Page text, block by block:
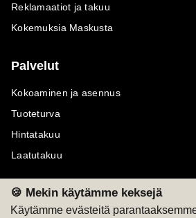
🍪 Mekin käytämme keksejä
Käytämme evästeitä
Reklamaatiot ja takuu
Kokemuksia Maskusta
Palvelut
Kokoaminen ja asennus
Tuoteturva
Hintatakuu
Laatutakuu